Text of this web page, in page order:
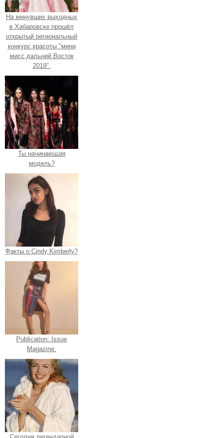
На минувших выходных
в Хабаровске прошёл
открытый региональный
конкурс красоты "мини
мисс дальний Восток
2019".
Ты начинающая
модель?
Факты о Cindy Kimberly?
Publication: Issue
Magazine.
Сегодня легендарной